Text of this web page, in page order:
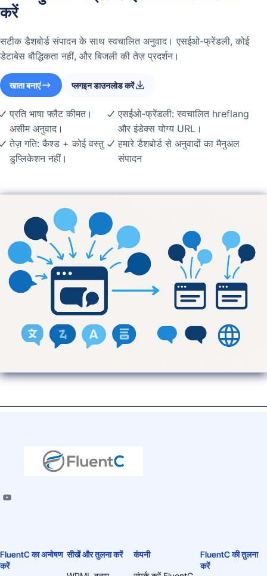
करें
सटीक डैशबोर्ड संपादन के साथ स्वचालित अनुवाद। एसईओ-फ्रेंडली, कोई
डेटाबेस बौद्धिकता नहीं, और बिजली की तेज़ प्रदर्शन।
खाता बनाएं प्लगइन डाउनलोड करें
प्रति भाषा फ्लैट कीमत।
असीम अनुवाद।
तेज़ गति: कैश्ड + कोई वस्तु
डुप्लिकेशन नहीं।
एसईओ-फ्रेंडली: स्वचालित hreflang
और इंडेक्स योग्य URL।
हमारे डैशबोर्ड से अनुवादों का मैनुअल
संपादन
FluentC का अन्वेषण
करें
सीखें और तुलना करें कंपनी
FluentC की तुलना
करें